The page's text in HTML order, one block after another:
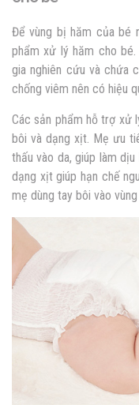
Để vùng bị hăm của bé
phẩm xử lý hăm cho
gia nghiên cứu và chứa
chống viêm nên có hiệu
Các sản phẩm hỗ trợ xử
bôi và dạng xịt. Mẹ ưu
thấu vào da, giúp làm
dạng xịt giúp hạn chế
mẹ dùng tay bôi vào